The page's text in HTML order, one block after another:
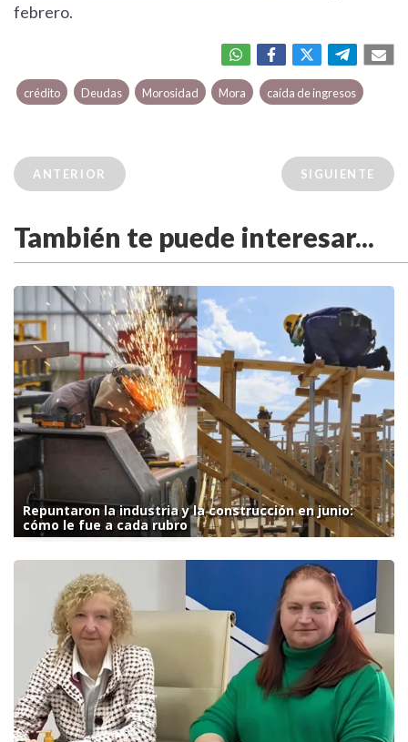
febrero.
crédito Deudas Morosidad Mora caída de ingresos
ANTERIOR SIGUIENTE
También te puede interesar...
Repuntaron la industria y la construcción en junio:
cómo le fue a cada rubro